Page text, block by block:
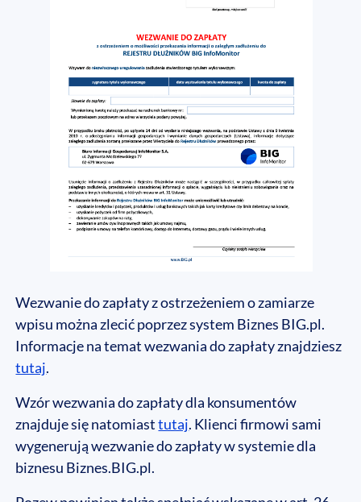
Wezwanie do zapłaty z ostrzeżeniem o zamiarze
wpisu można zlecić poprzez system Biznes BIG.pl.
Informacje na temat wezwania do zapłaty znajdziesz
tutaj.
Wzór wezwania do zapłaty dla konsumentów
znajduje się natomiasttutaj. Klienci firmowi sami
wygenerują wezwanie do zapłaty w systemie dla
biznesu Biznes.BIG.pl.